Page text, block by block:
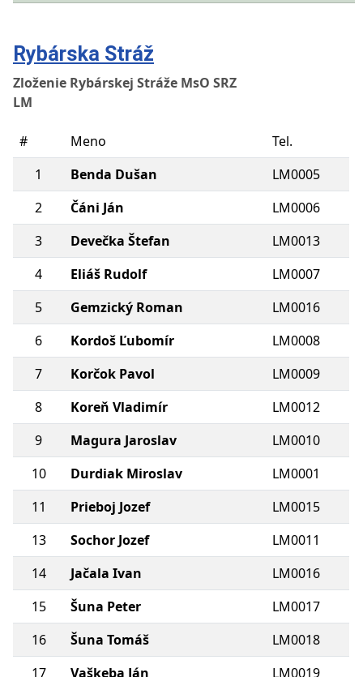
Rybárska Stráž
Zloženie Rybárskej Stráže MsO SRZ
LM
# Meno
Tel.
1
Benda Dušan
LM0005
2
Čáni Ján
LM0006
3
Devečka Štefan
LM0013
4
Eliáš Rudolf
LM0007
5
Gemzický Roman
LM0016
6
Kordoš Ľubomír
LM0008
7
Korčok Pavol
LM0009
8
Koreň Vladimír
LM0012
9
Magura Jaroslav
LM0010
10
Durdiak Miroslav
LM0001
11
Prieboj Jozef
LM0015
13
Sochor Jozef
LM0011
14
Jačala Ivan
LM0016
15
Šuna Peter
LM0017
16
Šuna Tomáš
LM0018
17
Vaškeba Ján LM0019